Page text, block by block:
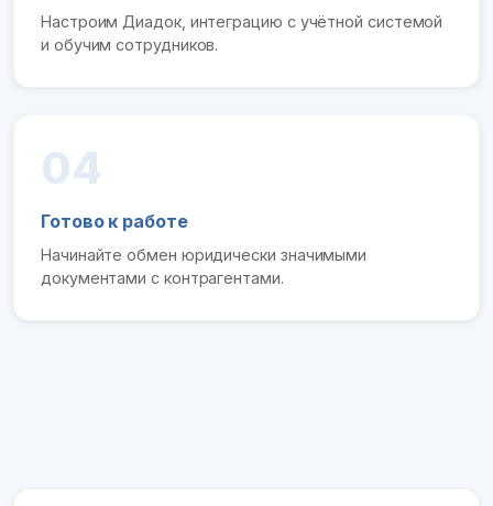
Настроим Диадок, интеграцию с учётной системой
и обучим сотрудников.
04
Готово к работе
Начинайте обмен юридически значимыми
документами с контрагентами.